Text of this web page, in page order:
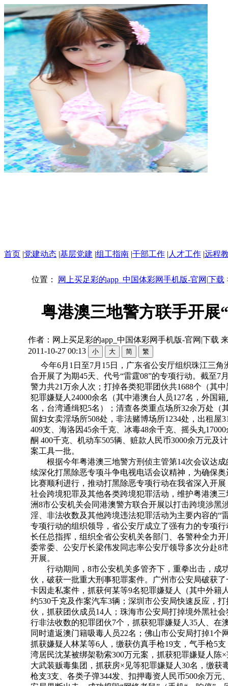
首页 |党建动态 |基层党建 |组工指南 |干部工作 | 人才工作 |远程
位置： 网上买足彩的app_中国体彩网手机版-官网|下载
粤港澳三地警方联手开展
作者：网上买足彩的app_中国体彩网手机版-官网|下载
2011-10-27 00:13
今年6月1日至7月15日，广东省公安厅组织珠江三
合开展了为期45天、代号“雷霆08”的专项行动。截至7
警力共21万余人次；打掉各类犯罪团伙共1688个（其
犯罪嫌疑人24000余名（其中港澳台人员127名，外国
名，台湾通缉犯5名）；清查各类重点场所32余万处（
留妇女卖淫场所508处，非法赌博场所1234处，出租屋
409支、海洛因45余千克、冰毒48余千克、摇头丸
酮 400千克、机动车505辆、赃款人民币3000余万元及
案工具一批。
根据今年粤港澳三地警方刑侦主管第14次会议达成
续深化打黑除恶专项斗争电视电话会议精神，为确保
比赛顺利进行，推动打黑除恶专项行动在我省深入开
社会跨境犯罪及其他各类跨境犯罪活动，维护粤港澳
洲8市公安机关会同港澳警方联合开展以打击跨境涉黑
淫、非法收数及其他跨境违法犯罪活动为主要内容的“
专项行动的组织领导，省公安厅成立了强有力的专项
长任总指挥，组织全省公安机关各部门、各警种全力
委常委、公安厅长梁伟发同志率公安厅领导多次分赴8
开展。
行动期间，8市公安机关多管齐下，重拳出击，成
伙，破获一批重大刑事犯罪案件。广州市公安局破获
卡因走私案件，抓获何某等9名犯罪嫌疑人（其中外籍
约530千克及作案汽车3辆；深圳市公安局快速反应，
伙，抓获团伙成员14人；珠海市公安局打掉境外黑社
行非法收数的犯罪团伙7个，抓获犯罪嫌疑人35人、在
同时遣返澳门籍吸毒人员22名；佛山市公安局打掉1个
抓获嫌疑人林某等6人，缴获仿真手枪19支，气手枪5
湾居民沈某被绑架勒索300万元案，抓获犯罪嫌疑人陈
大武装贩毒集团，抓获房×见等犯罪嫌疑人30名，缴获
枪支3支、各类子弹344发、扣押毒资人民币500余万元